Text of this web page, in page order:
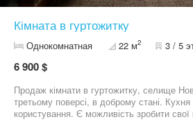
Кімната в гуртожитку
Однокомнатная 22 м2 3 / 5
6 900 $
Продаж кімнати в гуртожитку, селище
третьому поверсі, в доброму стані.
користування. Є можливість зробити свої